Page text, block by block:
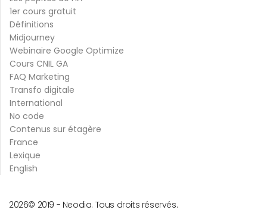
1er cours gratuit
Définitions
Midjourney
Webinaire Google Optimize
Cours CNIL GA
FAQ Marketing
Transfo digitale
International
No code
Contenus sur étagère
France
Lexique
English
© 2019 -
2026
Neodia. Tous droits réservés.